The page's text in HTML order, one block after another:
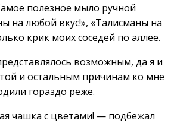
полезное мыло ручной
на любой вкус!», «Талисманы на
крик моих соседей по аллее.
возможным, да я и
и остальным причинам ко мне
гораздо реже.
чашка с цветами! — подбежал